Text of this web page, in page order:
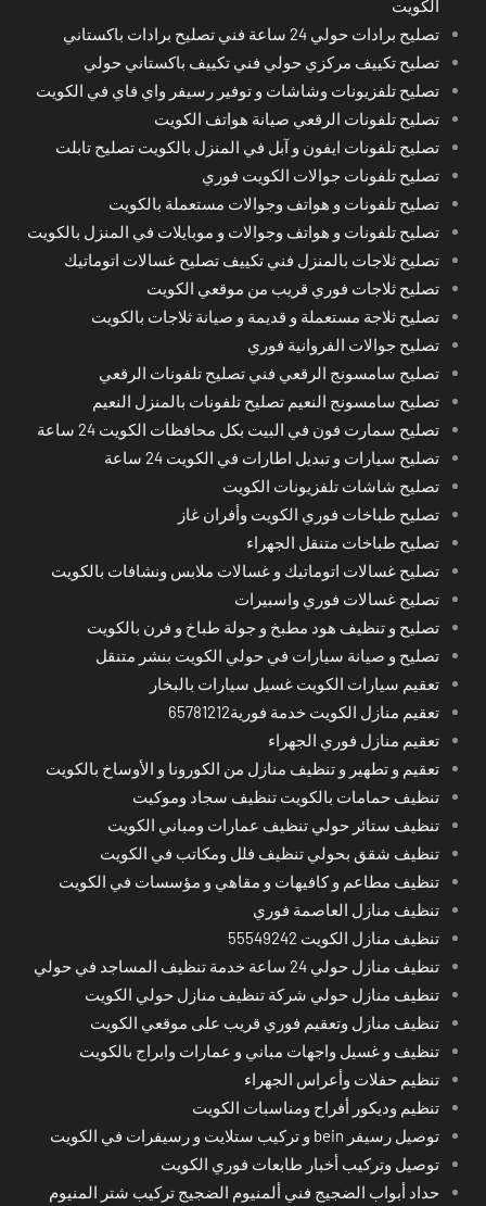
الكويت
تصليح برادات حولي 24 ساعة فني تصليح برادات باكستاني
تصليح تكييف مركزي حولي فني تكييف باكستاني حولي
تصليح تلفزيونات وشاشات و توفير رسيفر واي فاي في الكويت
تصليح تلفونات الرقعي صيانة هواتف الكويت
تصليح تلفونات ايفون و آبل في المنزل بالكويت تصليح تابلت
تصليح تلفونات جوالات الكويت فوري
تصليح تلفونات و هواتف وجوالات مستعملة بالكويت
تصليح تلفونات و هواتف وجوالات و موبايلات في المنزل بالكويت
تصليح ثلاجات بالمنزل فني تكييف تصليح غسالات اتوماتيك
تصليح ثلاجات فوري قريب من موقعي الكويت
تصليح ثلاجة مستعملة و قديمة و صيانة ثلاجات بالكويت
تصليح جوالات الفروانية فوري
تصليح سامسونج الرقعي فني تصليح تلفونات الرقعي
تصليح سامسونج النعيم تصليح تلفونات بالمنزل النعيم
تصليح سمارت فون في البيت بكل محافظات الكويت 24 ساعة
تصليح سيارات و تبديل اطارات في الكويت 24 ساعة
تصليح شاشات تلفزيونات الكويت
تصليح طباخات فوري الكويت وأفران غاز
تصليح طباخات متنقل الجهراء
تصليح غسالات اتوماتيك و غسالات ملابس ونشافات بالكويت
تصليح غسالات فوري واسبيرات
تصليح و تنظيف هود مطبخ و جولة طباخ و فرن بالكويت
تصليح و صيانة سيارات في حولي الكويت بنشر متنقل
تعقيم سيارات الكويت غسيل سيارات بالبخار
تعقيم منازل الكويت خدمة فورية65781212
تعقيم منازل فوري الجهراء
تعقيم و تطهير و تنظيف منازل من الكورونا و الأوساخ بالكويت
تنظيف حمامات بالكويت تنظيف سجاد وموكيت
تنظيف ستائر حولي تنظيف عمارات ومباني الكويت
تنظيف شقق بحولي تنظيف فلل ومكاتب في الكويت
تنظيف مطاعم و كافيهات و مقاهي و مؤسسات في الكويت
تنظيف منازل العاصمة فوري
تنظيف منازل الكويت 55549242
تنظيف منازل حولي 24 ساعة خدمة تنظيف المساجد في حولي
تنظيف منازل حولي شركة تنظيف منازل حولي الكويت
تنظيف منازل وتعقيم فوري قريب على موقعي الكويت
تنظيف و غسيل واجهات مباني و عمارات وابراج بالكويت
تنظيم حفلات وأعراس الجهراء
تنظيم وديكور أفراح ومناسبات الكويت
توصيل رسيفر bein و تركيب ستلايت و رسيفرات في الكويت
توصيل وتركيب أخبار طابعات فوري الكويت
حداد أبواب الضجيج فني ألمنيوم الضجيج تركيب شتر المنيوم